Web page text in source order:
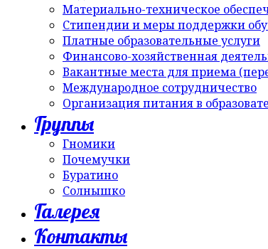
Материально-техническое
Стипендии и меры поддержки
Платные образовательные услуги
Финансово-хозяйственная
Вакантные места для приема
Международное сотрудничество
Организация питания в
Группы
Гномики
Почемучки
Буратино
Солнышко
Галерея
Контакты